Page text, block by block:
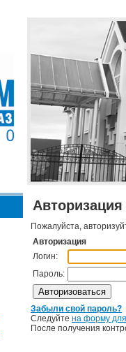
Авторизация
Пожалуйста,
Авторизация
Логин:
Пароль:
Забыли свой пароль?
Следуйте на форму
После получения